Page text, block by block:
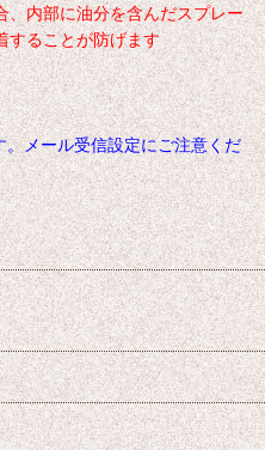
、内部に油分を含んだスプレー
することが防げます
メール受信設定にご注意くだ